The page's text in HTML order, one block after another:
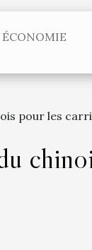
ÉCONOMIE
pour les